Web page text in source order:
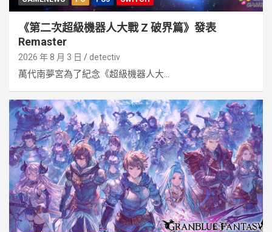
《第二次超級機器人大戰 Z 破界篇》發表
Remaster
2026 年 8 月 3 日 detectiv
萬代南夢宮為了紀念《超級機器人大...